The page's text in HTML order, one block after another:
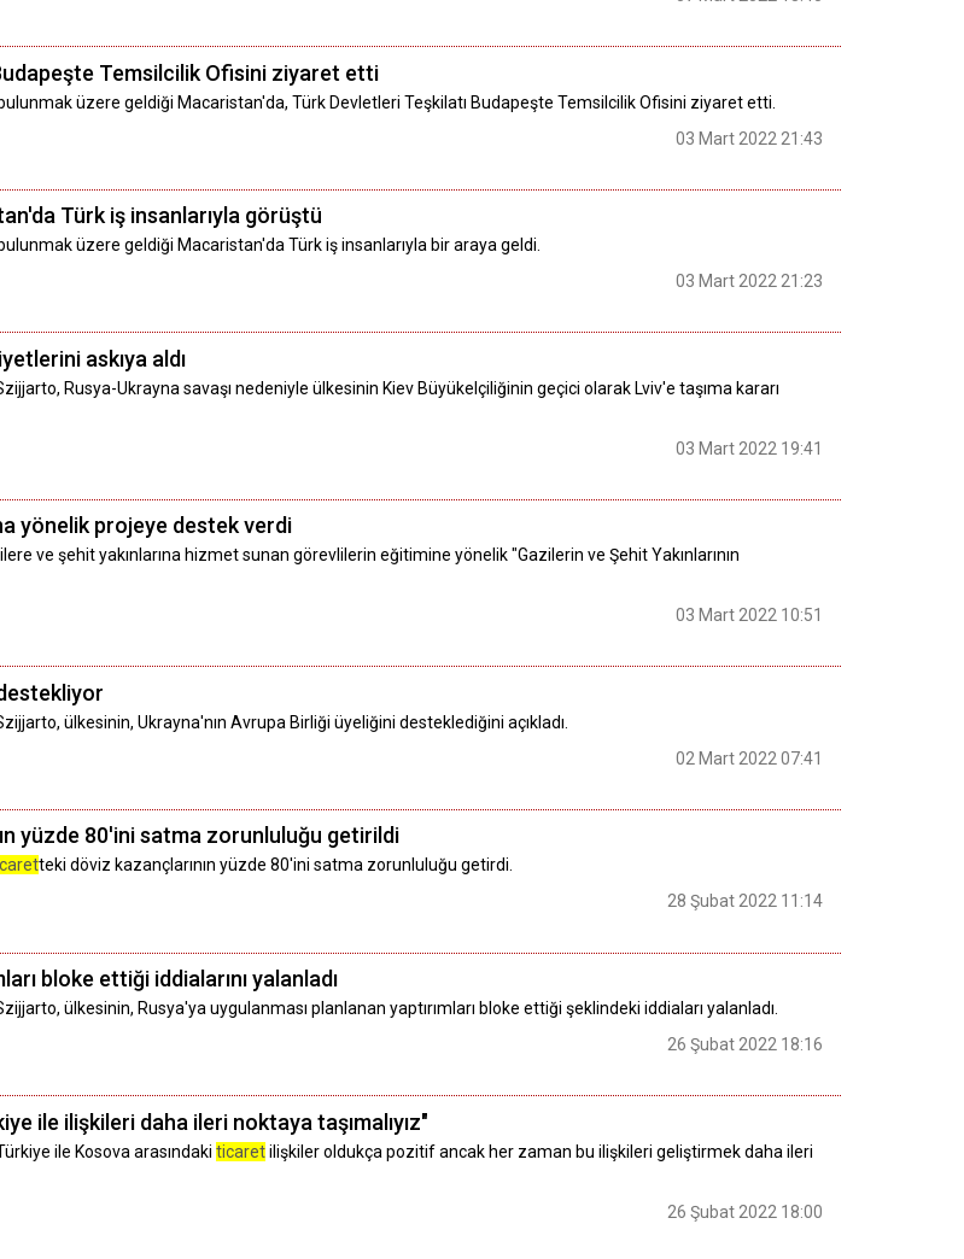
Temsilcilik Ofisini ziyaret etti
üzere geldiği Macaristan'da, Türk Devletleri Teşkilatı Budapeşte Temsilcilik Ofisini ziyaret etti.
03 Mart 2022 21:43
Türk iş insanlarıyla görüştü
üzere geldiği Macaristan'da Türk iş insanlarıyla bir araya geldi.
03 Mart 2022 21:23
askıya aldı
Rusya-Ukrayna savaşı nedeniyle ülkesinin Kiev Büyükelçiliğinin geçici olarak Lviv'e taşıma kararı
03 Mart 2022 19:41
yönelik projeye destek verdi
ve şehit yakınlarına hizmet sunan görevlilerin eğitimine yönelik "Gazilerin ve Şehit Yakınlarının
03 Mart 2022 10:51
ülkesinin, Ukrayna'nın Avrupa Birliği üyeliğini desteklediğini açıkladı.
02 Mart 2022 07:41
yüzde 80'ini satma zorunluluğu getirildi
teki döviz kazançlarının yüzde 80'ini satma zorunluluğu getirdi.
28 Şubat 2022 11:14
bloke ettiği iddialarını yalanladı
ülkesinin, Rusya'ya uygulanması planlanan yaptırımları bloke ettiği şeklindeki iddiaları yalanladı.
26 Şubat 2022 18:16
ile ilişkileri daha ileri noktaya taşımalıyız"
ile Kosova arasındaki ticaretilişkiler oldukça pozitif ancak her zaman bu ilişkileri geliştirmek daha ileri
26 Şubat 2022 18:00